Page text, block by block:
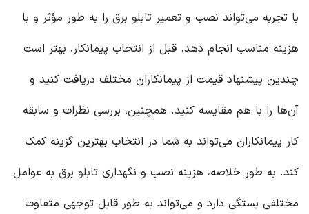
با تجربه می‌تواند نصب و تعمیر تابلو برق را به طور مؤثر و با
هزینه مناسب انجام دهد. قبل از انتخاب پیمانکار، بهتر است
چندین پیشنهاد قیمت از پیمانکاران مختلف دریافت کنید و
آن‌ها را با هم مقایسه کنید. همچنین، بررسی نظرات و سابقه
کار پیمانکاران می‌تواند به شما در انتخاب بهترین گزینه کمک
کند. به طور خلاصه، هزینه نصب و نگهداری تابلو برق به عوامل
مختلفی بستگی دارد و می‌تواند به طور قابل توجهی متفاوت